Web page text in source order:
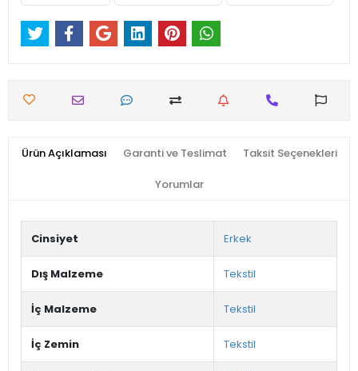
Ürün Açıklaması Garanti ve Teslimat Taksit Seçenekleri
Yorumlar
Cinsiyet Erkek
Dış Malzeme Tekstil
İç Malzeme Tekstil
İç Zemin Tekstil